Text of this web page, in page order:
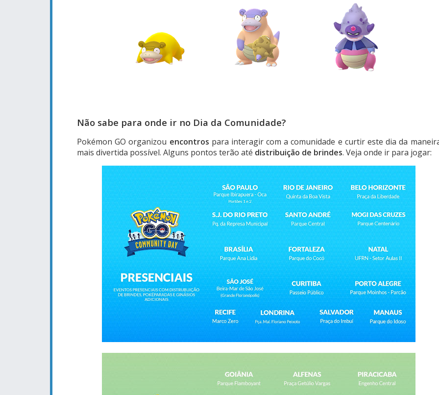
Não sabe para onde ir no Dia da Comunidade?
Pokémon GO organizou encontros para interagir com a comunidade e curtir este dia da
mais divertida possível. Alguns pontos terão até distribuição de brindes. Veja onde ir para jogar: